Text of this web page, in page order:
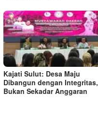
Kajati Sulut: Desa Maju
Dibangun dengan Integritas,
Bukan Sekadar Anggaran